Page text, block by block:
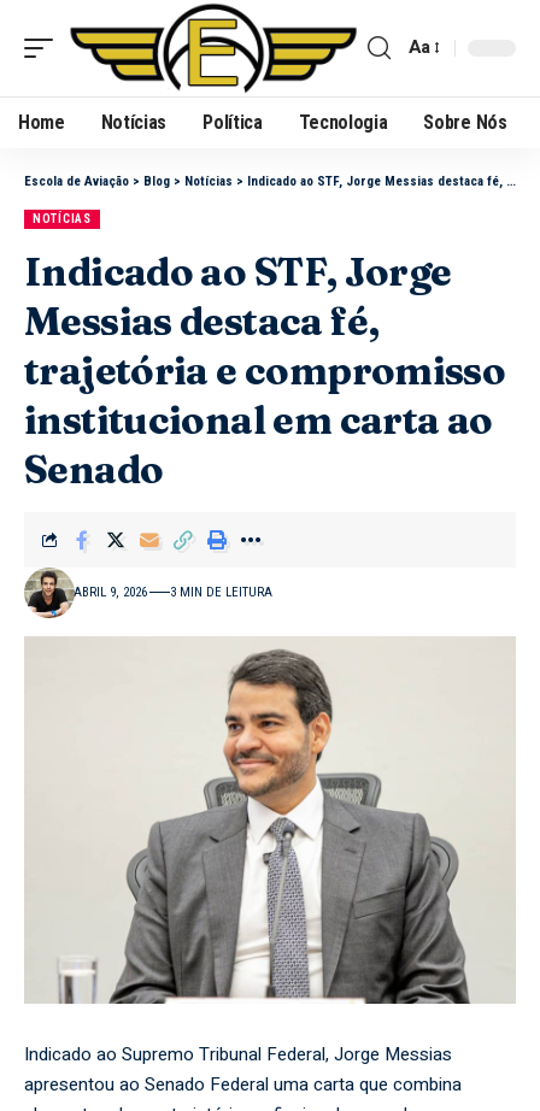
Aa
Home Notícias Política Tecnologia Sobre Nós
Escola de Aviação > Blog > Notícias > Indicado ao STF, Jorge Messias destaca fé, trajetória e compromisso institucional em carta ao Senado
NOTÍCIAS
Indicado ao STF, Jorge
Messias destaca fé,
trajetória e compromisso
institucional em carta ao
Senado
ABRIL 9, 2026 3 MIN DE LEITURA
Indicado ao Supremo Tribunal Federal, Jorge Messias
apresentou ao Senado Federal uma carta que combina